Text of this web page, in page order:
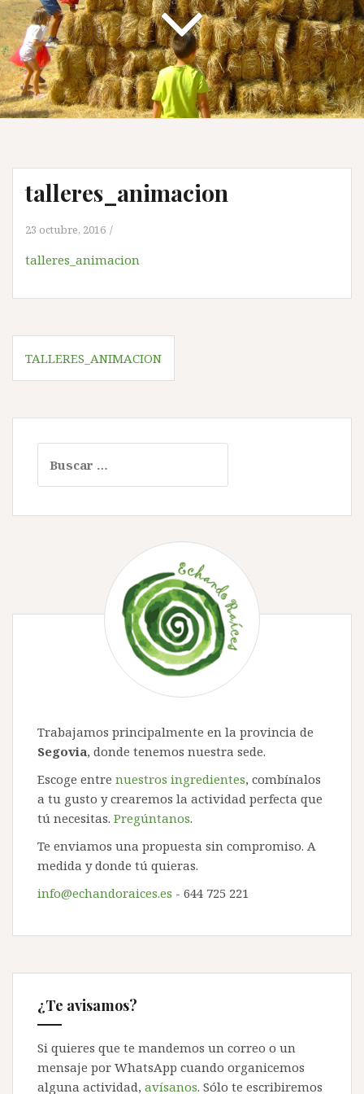
talleres_animacion
23 octubre, 2016
talleres_animacion
Navegación
deTALLERES_ANIMACION
Trabajamos principalmente en la provincia de
Segovia, donde tenemos nuestra sede.
Escoge entre nuestros ingredientes, combínalos
a tu gusto y crearemos la actividad perfecta que
tú necesitas. Pregúntanos.
Te enviamos una propuesta sin compromiso. A
medida y donde tú quieras.
info@echandoraices.es - 644 725 221
¿Te avisamos?
Si quieres que te mandemos un correo o un
mensaje por WhatsApp cuando organicemos
alguna actividad, avísanos. Sólo te escribiremos